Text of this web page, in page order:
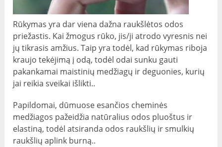
Rūkymas yra dar viena dažna raukšlėtos odos
priežastis. Kai žmogus rūko, jis/ji atrodo vyresnis nei
jų tikrasis amžius. Taip yra todėl, kad rūkymas riboja
kraujo tekėjimą į odą, todėl odai sunku gauti
pakankamai maistinių medžiagų ir deguonies, kurių
jai reikia sveikai išlikti..
Papildomai, dūmuose esančios cheminės
medžiagos pažeidžia natūralius odos pluoštus ir
elastiną, todėl atsiranda odos raukšlių ir smulkių
raukšlių aplink burną..